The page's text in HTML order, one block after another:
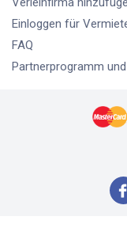
Einloggen für
FAQ
Partnerprogramm